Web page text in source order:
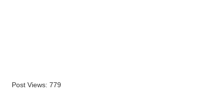
Post Views: 779